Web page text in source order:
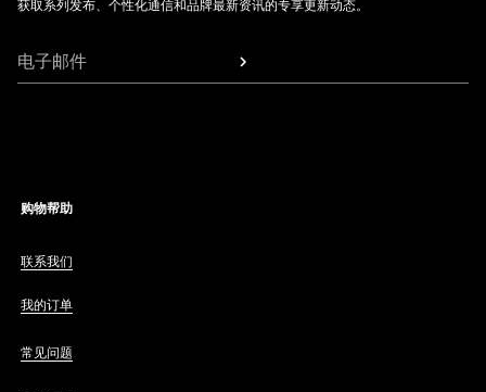
获取系列发布、个性化通信和品牌最新资讯的专享更新动态。
电子邮件
购物帮助
联系我们
我的订单
常见问题